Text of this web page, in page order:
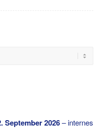
September 2026–internes